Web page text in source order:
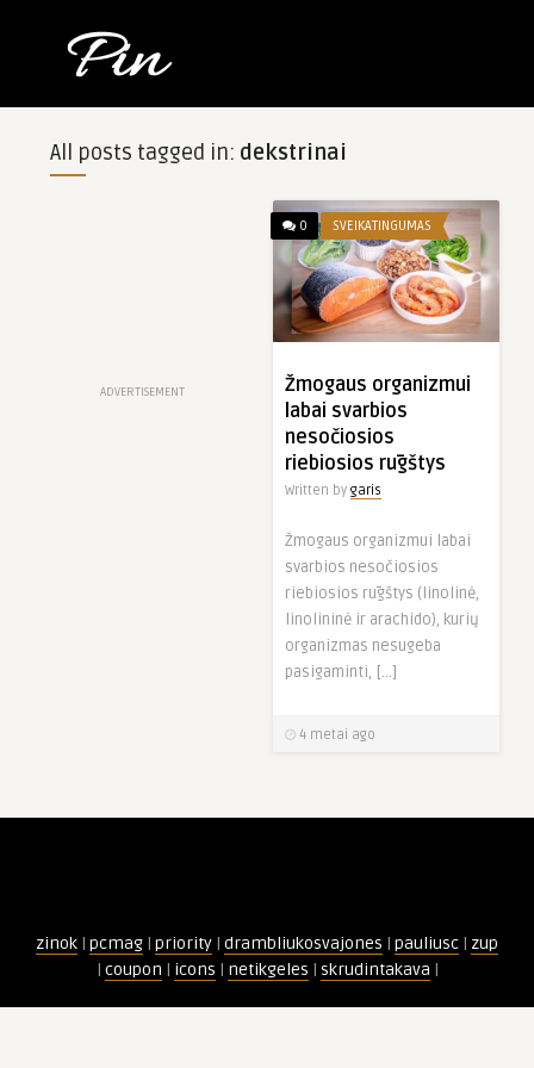
All posts tagged in: dekstrinai
ADVERTISEMENT
0 SVEIKATINGUMAS
Žmogaus organizmui
labai svarbios
nesočiosios
riebiosios rūgštys
Written by garis
Žmogaus organizmui labai
svarbios nesočiosios
riebiosios rūgštys (linolinė,
linolininė ir arachido), kurių
organizmas nesugeba
pasigaminti, […]
4 metai ago
zinok | pcmag | priority | drambliukosvajones | pauliusc | zup
| coupon | icons | netikgeles | skrudintakava |